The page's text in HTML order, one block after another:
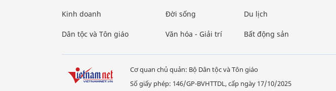
Kinh doanh
Dân tộc và Tôn giáo
Đời sống
Văn hóa - Giải trí
Du lịch
Bất động sản
Cơ quan chủ quản: Bộ Dân tộc và Tôn giáo
Số giấy phép: 146/GP-BVHTTDL, cấp ngày 17/10/2025